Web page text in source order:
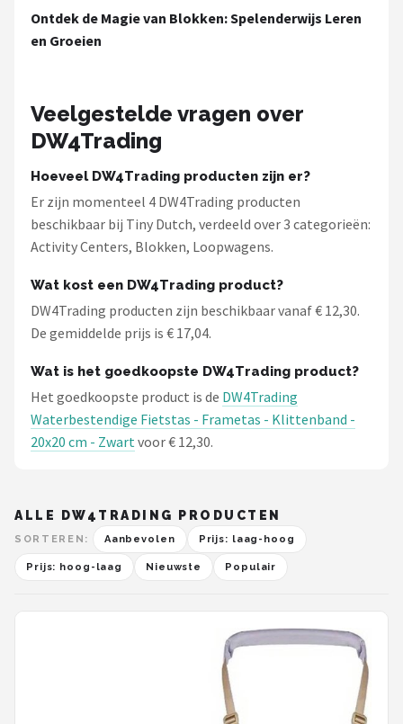
Ontdek de Magie van Blokken: Spelenderwijs Leren
en Groeien
Veelgestelde vragen over
DW4Trading
Hoeveel DW4Trading producten zijn er?
Er zijn momenteel 4 DW4Trading producten
beschikbaar bij Tiny Dutch, verdeeld over 3 categorieën:
Activity Centers, Blokken, Loopwagens.
Wat kost een DW4Trading product?
DW4Trading producten zijn beschikbaar vanaf € 12,30.
De gemiddelde prijs is € 17,04.
Wat is het goedkoopste DW4Trading product?
Het goedkoopste product is de DW4Trading
Waterbestendige Fietstas - Frametas - Klittenband -
20x20 cm - Zwartvoor € 12,30.
ALLE DW4TRADING PRODUCTEN
SORTEREN: Aanbevolen Prijs: laag-hoog
Prijs: hoog-laag Nieuwste Populair